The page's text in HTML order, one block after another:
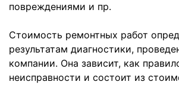
повреждениями и пр.
Стоимость ремонтных работ
результатам диагностики,
компании. Она зависит, как
неисправности и состоит из